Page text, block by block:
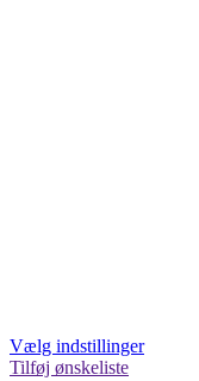
Vælg indstillinger
Tilføj ønskeliste